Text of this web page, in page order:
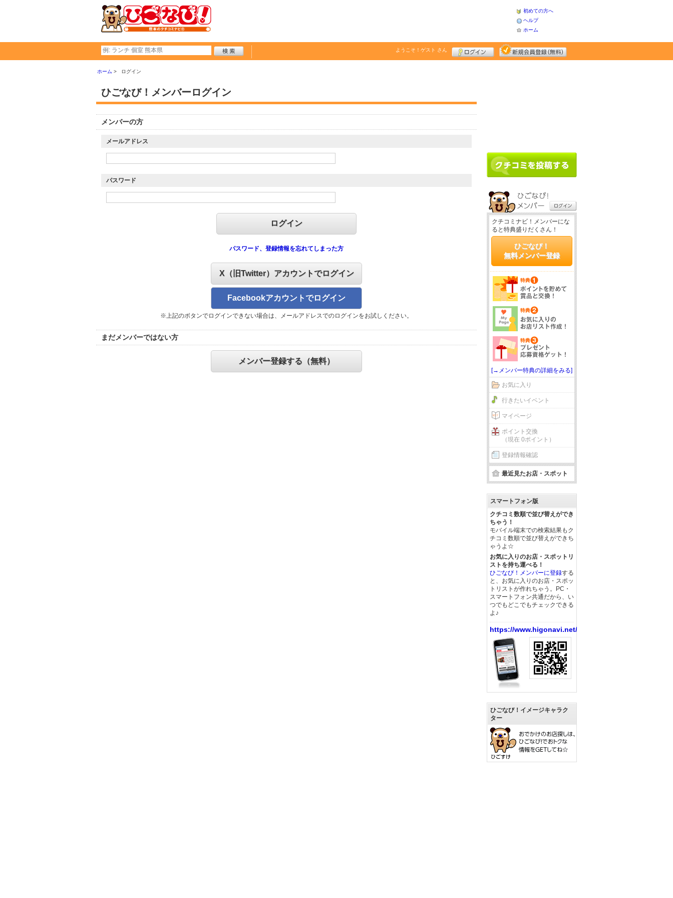
初めての方へ
ヘルプ
ホーム
ようこそ！ ゲスト さん
ホーム ログイン
ひごなび！メンバーログイン
メンバーの方
メールアドレス
パスワード
パスワード、登録情報を忘れてしまった方
X（旧Twitter）アカウントでログイン
Facebookアカウントでログイン
※上記のボタンでログインできない場合は、メールアドレスでのログインをお試しください。
まだメンバーではない方
メンバー登録する（無料）
クチコミナビ！メンバーにな
ると特典盛りだくさん！
ひごなび！
無料メンバー登録
[→メンバー特典の詳細をみる]
お気に入り
行きたいイベント
マイページ
ポイント交換
（現在 0ポイント）
登録情報確認
最近見たお店・スポット
スマートフォン版
クチコミ数順で並び替えができ
ちゃう！
モバイル端末での検索結果もク
チコミ数順で並び替えができち
ゃうよ☆
お気に入りのお店・スポットリ
ストを持ち運べる！
ひごなび！メンバーに登録する
と、お気に入りのお店・スポッ
トリストが作れちゃう。PC・
スマートフォン共通だから、い
つでもどこでもチェックできる
よ♪
https://www.higonavi.net/
ひごなび！イメージキャラク
ター